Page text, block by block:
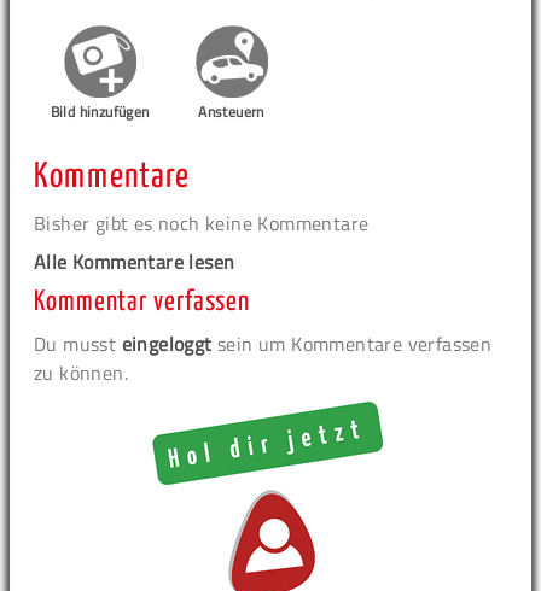
Bild hinzufügen Ansteuern
Kommentare
Bisher gibt es noch keine Kommentare
Alle Kommentare lesen
Kommentar verfassen
Du musst eingeloggt sein um Kommentare verfassen
zu können.